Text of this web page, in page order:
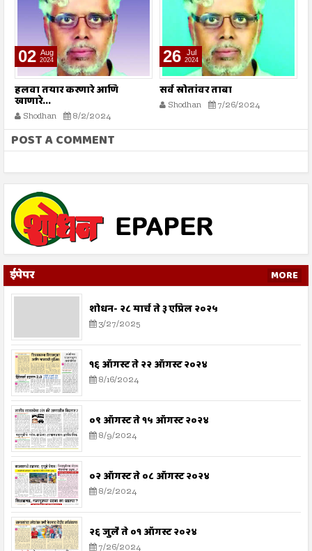
26 Jul
2024
सर्व स्रोतांवर ताबा
Shodhan
19 Jul
2024
वेदना कुठे आणि लक्षण कुठे?
Shodhan 7/19/2024
POST A COMMENT
ईपेपर MORE
शोधन- २८ मार्च ते ३ एप्रिल २०२५
3/27/2025
१६ ऑगस्ट ते २२ ऑगस्ट २०२४
8/16/2024
०९ ऑगस्ट ते १५ ऑगस्ट २०२४
8/9/2024
०२ ऑगस्ट ते ०८ ऑगस्ट २०२४
8/2/2024
२६ जुलै ते ०१ ऑगस्ट २०२४
7/26/2024